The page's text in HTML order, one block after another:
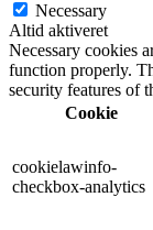
Necessary
Altid aktiveret
Necessary cookies
function properly.
security features of
Cookie
cookielawinfo-
checkbox-analytics